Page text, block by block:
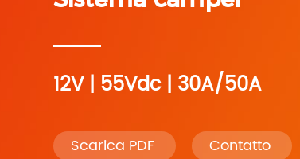
12V | 55Vdc | 30A/50A
Scarica PDF Contatto